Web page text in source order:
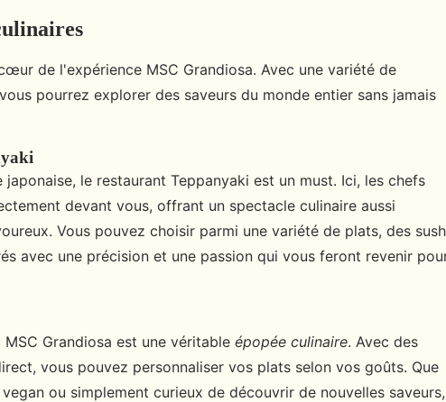
de l'expérience MSC Grandiosa. Avec une variété de
pourrez explorer des saveurs du monde entier sans jamais
japonaise, le restaurant Teppanyaki est un must. Ici, les chefs
devant vous, offrant un spectacle culinaire aussi
Vous pouvez choisir parmi une variété de plats, des
avec une précision et une passion qui vous feront revenir
Grandiosa est une véritable épopée culinaire. Avec des
vous pouvez personnaliser vos plats selon vos goûts. Que
ou simplement curieux de découvrir de nouvelles